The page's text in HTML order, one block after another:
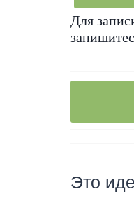
"Твердые
эко-
Для
Это